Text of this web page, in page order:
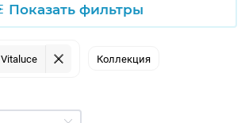
Показать фильтры
Vitaluce Коллекция